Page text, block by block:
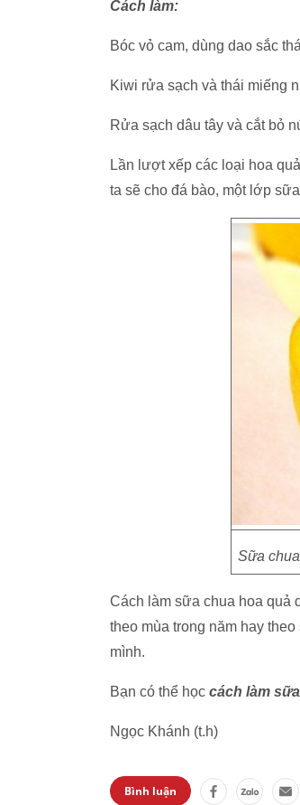
Cách làm:
Bóc vỏ cam, dùng dao sắc
Kiwi rửa sạch và thái miếng
Rửa sạch dâu tây và cắt bỏ
Lần lượt xếp các loại hoa
ta sẽ cho đá bào, một lớp
Sữa
Cách làm sữa chua hoa quả
theo mùa trong năm hay
mình.
Bạn có thể học cách làm
Ngọc Khánh (t.h)
Bình luận